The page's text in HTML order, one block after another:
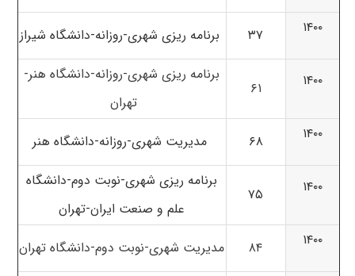
۱۴۰۰
۳۷ برنامه ریزی شهری-روزانه-دانشگاه شیراز
۱۴۰۰ ۶۱
برنامه ریزی شهری-روزانه-دانشگاه هنر-
تهران
۱۴۰۰
۶۸ مدیریت شهری-روزانه-دانشگاه هنر
۱۴۰۰ ۷۵
برنامه ریزی شهری-نوبت دوم-دانشگاه
علم و صنعت ایران-تهران
۱۴۰۰
۸۴ مدیریت شهری-نوبت دوم-دانشگاه تهران